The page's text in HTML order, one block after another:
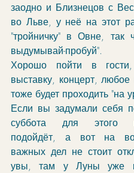
заодно и Близнецов с
во Льве, у неё на этот
"тройничку" в Овне, так
выдумывай-пробуй".
Хорошо пойти в гости,
выставку, концерт, любое
тоже будет проходить "на
Если вы задумали себя
суббота для этого
подойдёт, а вот на
важных дел не стоит
увы, там у Луны уже